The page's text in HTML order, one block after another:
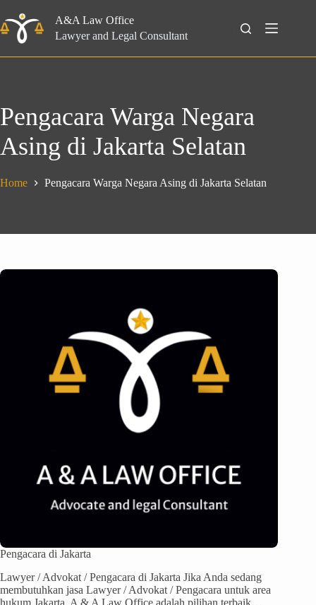
to
content
A&A Law Office
Lawyer and Legal Consultant
Search
Pengacara Warga Negara
Asing di Jakarta Selatan
Home Pengacara Warga Negara Asing di Jakarta Selatan
Pengacara di Jakarta
Lawyer / Advokat / Pengacara di Jakarta Jika Anda sedang
membutuhkan jasa Lawyer / Advokat / Pengacara untuk area
hukum Jakarta. A & A Law Office adalah pilihan terbaik…